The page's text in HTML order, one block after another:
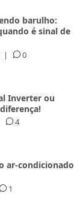
barulho:
é sinal de
|
0
Inverter ou
4
ar-condicionado
1